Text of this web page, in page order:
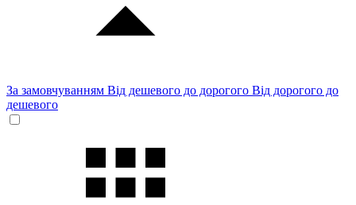
За замовчуванням Від дешевого до дорогого Від дорогого до
дешевого